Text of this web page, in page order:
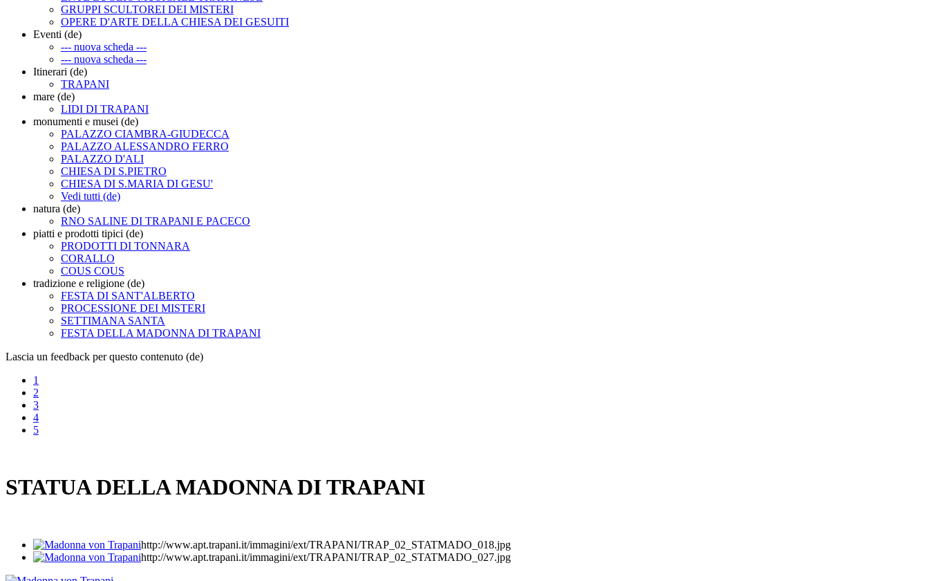
GRUPPI SCULTOREI DEI MISTERI
OPERE D'ARTE DELLA CHIESA DEI GESUITI
Eventi (de)
--- nuova scheda ---
--- nuova scheda ---
Itinerari (de)
TRAPANI
mare (de)
LIDI DI TRAPANI
monumenti e musei (de)
PALAZZO CIAMBRA-GIUDECCA
PALAZZO ALESSANDRO FERRO
PALAZZO D'ALI
CHIESA DI S.PIETRO
CHIESA DI S.MARIA DI GESU'
Vedi tutti (de)
natura (de)
RNO SALINE DI TRAPANI E PACECO
piatti e prodotti tipici (de)
PRODOTTI DI TONNARA
CORALLO
COUS COUS
tradizione e religione (de)
FESTA DI SANT'ALBERTO
PROCESSIONE DEI MISTERI
SETTIMANA SANTA
FESTA DELLA MADONNA DI TRAPANI
Lascia un feedback per questo contenuto (de)
1
2
3
4
5
STATUA DELLA MADONNA DI TRAPANI
http://www.apt.trapani.it/immagini/ext/TRAPANI/TRAP_02_STATMADO_018.jpg
http://www.apt.trapani.it/immagini/ext/TRAPANI/TRAP_02_STATMADO_027.jpg